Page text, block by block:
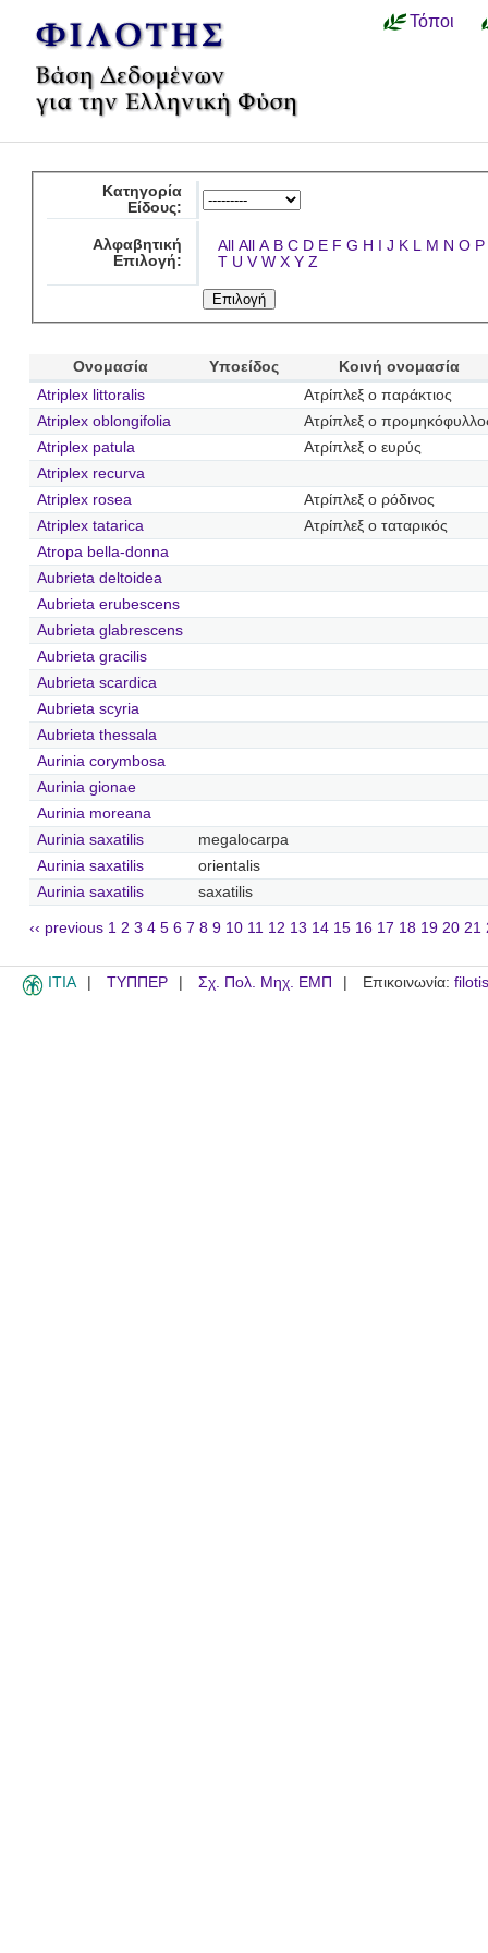
Τόποι
Κατηγορία
Είδους:
Αλφαβητική
Επιλογή:
All All A B C D E F G H I J K L M N O P
T U V W X Y Z
Ονομασία Υποείδος
Κοινή ονομασία
Atriplex littoralis
Ατρίπλεξ ο παράκτιος
Atriplex oblongifolia
Ατρίπλεξ ο
Atriplex patula
Ατρίπλεξ ο ευρύς
Atriplex recurva
Atriplex rosea
Ατρίπλεξ ο ρόδινος
Atriplex tatarica
Ατρίπλεξ ο ταταρικός
Atropa bella-donna
Aubrieta deltoidea
Aubrieta erubescens
Aubrieta glabrescens
Aubrieta gracilis
Aubrieta scardica
Aubrieta scyria
Aubrieta thessala
Aurinia corymbosa
Aurinia gionae
Aurinia moreana
Aurinia saxatilis
megalocarpa
Aurinia saxatilis
orientalis
Aurinia saxatilis
saxatilis
‹‹ previous 1 2 3 4 5 6 7 8 9 10 11 12 13 14 15 16 17 18 19 20 21
ITIA ΤΥΠΠΕΡ Σχ. Πολ. Μηχ. ΕΜΠ Επικοινωνία: